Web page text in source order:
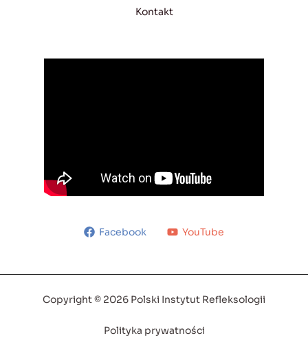
Kontakt
Facebook YouTube
Copyright © 2026 Polski Instytut Refleksologii
Polityka prywatności